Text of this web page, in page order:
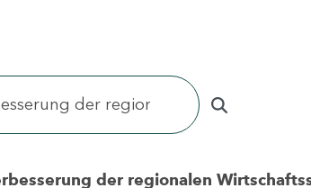
der regionalen